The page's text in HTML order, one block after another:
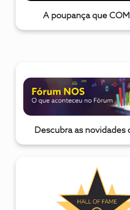
A poupança que
Descubra as novidades